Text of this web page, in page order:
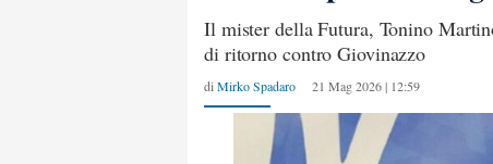
Il mister della Futura, Tonino
di ritorno contro Giovinazzo
di Mirko Spadaro 21 Mag 2026 | 12:59